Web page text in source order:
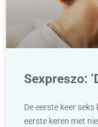
Sexpreszo:
De eerste keer
eerste keren met